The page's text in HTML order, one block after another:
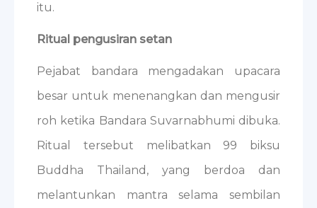
itu.
Ritual pengusiran setan
Pejabat bandara mengadakan upacara
besar untuk menenangkan dan mengusir
roh ketika Bandara Suvarnabhumi dibuka.
Ritual tersebut melibatkan 99 biksu
Buddha Thailand, yang berdoa dan
melantunkan mantra selama sembilan